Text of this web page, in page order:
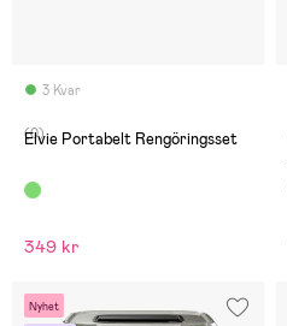
3 Kvar
(0) Elvie Portabelt Rengöringsset
349 kr
Nyhet